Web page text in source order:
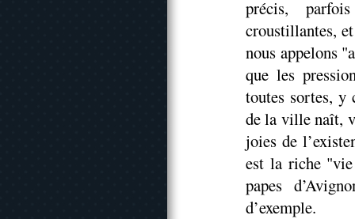
précis,
croustillantes,
nous appelons
que les
toutes sortes, y
de la ville naît,
joies de
est la riche "vie
papes
d’exemple.